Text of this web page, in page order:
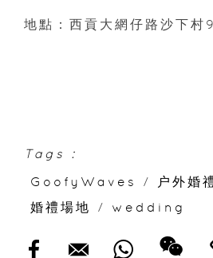
地點：西貢大網仔路沙下村
Tags :
GoofyWaves
/ 户外婚
婚禮場地
/ wedding